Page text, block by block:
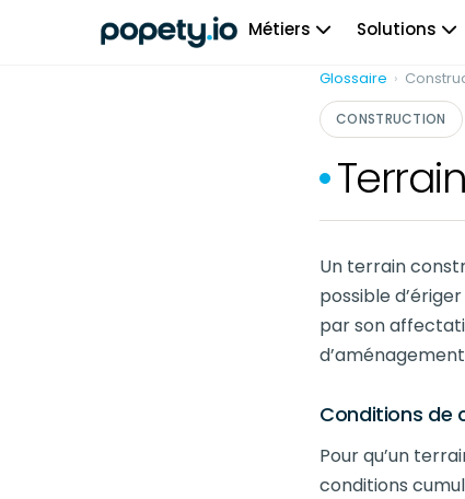
Métiers Solutions
Glossaire ›
CONSTRUCTION
Un terrain
possible
par son
Conditions de
Pour qu’un
conditions